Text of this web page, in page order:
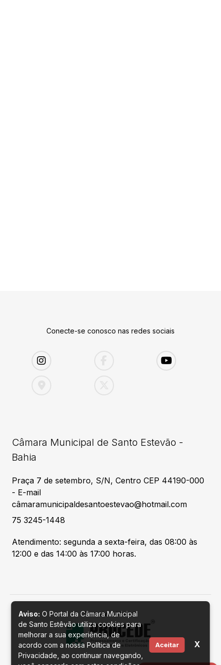
Conecte-se conosco nas redes sociais
Câmara Municipal de Santo Estevão -
Bahia
Praça 7 de setembro, S/N, Centro CEP 44190-000
- E-mail
câmaramunicipaldesantoestevao@hotmail.com
75 3245-1448
Atendimento: segunda a sexta-feira, das 08:00 às
12:00 e das 14:00 às 17:00 horas.
Desenvolvido por
Aviso: O Portal da Câmara Municipal
de Santo Estêvão utiliza cookies para
melhorar a sua experiência, de
acordo com a nossa Política de
Privacidade, ao continuar navegando,
Aceitar X